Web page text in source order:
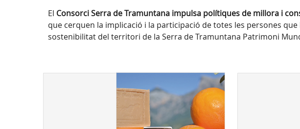
El Consorci Serra de Tramuntana impulsa polítiques de millora i
que cerquen la implicació i la participació de totes les persones
sostenibilitat del territori de la Serra de Tramuntana Patrimoni